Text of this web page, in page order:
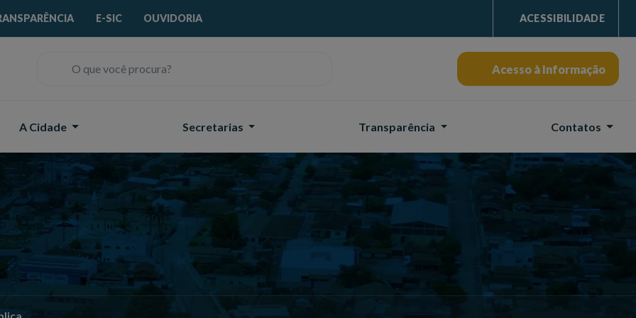
E-SIC OUVIDORIA ACESSIBILIDADE
Acesso à Informação
A Cidade Secretarias Transparência Contatos